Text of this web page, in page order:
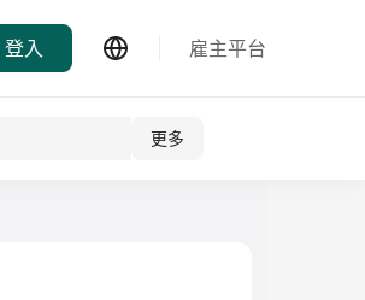
登入 雇主平台
更多